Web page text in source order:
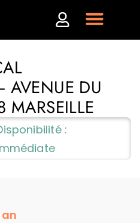
AVENUE DU
:
an